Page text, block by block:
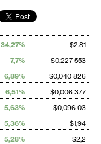
34,27%
$2,81
7,7%
$0,227 553
6,89%
$0,040 826
6,51%
$0,006 377
5,63%
$0,096 03
5,36%
$1,94
5,28%
$2,2